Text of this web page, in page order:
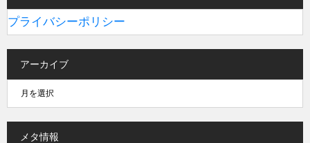
プライバシーポリシー
アーカイブ
メタ情報